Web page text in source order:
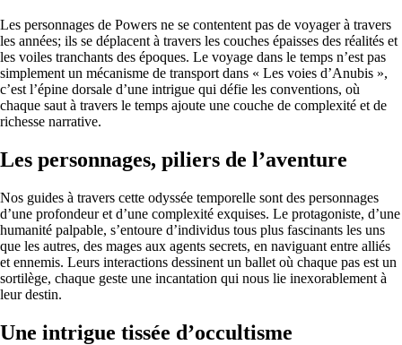
Les personnages de Powers ne se contentent pas de voyager à travers
les années; ils se déplacent à travers les couches épaisses des réalités et
les voiles tranchants des époques. Le voyage dans le temps n’est pas
simplement un mécanisme de transport dans « Les voies d’Anubis »,
c’est l’épine dorsale d’une intrigue qui défie les conventions, où
chaque saut à travers le temps ajoute une couche de complexité et de
richesse narrative.
Les personnages, piliers de l’aventure
Nos guides à travers cette odyssée temporelle sont des personnages
d’une profondeur et d’une complexité exquises. Le protagoniste, d’une
humanité palpable, s’entoure d’individus tous plus fascinants les uns
que les autres, des mages aux agents secrets, en naviguant entre alliés
et ennemis. Leurs interactions dessinent un ballet où chaque pas est un
sortilège, chaque geste une incantation qui nous lie inexorablement à
leur destin.
Une intrigue tissée d’occultisme